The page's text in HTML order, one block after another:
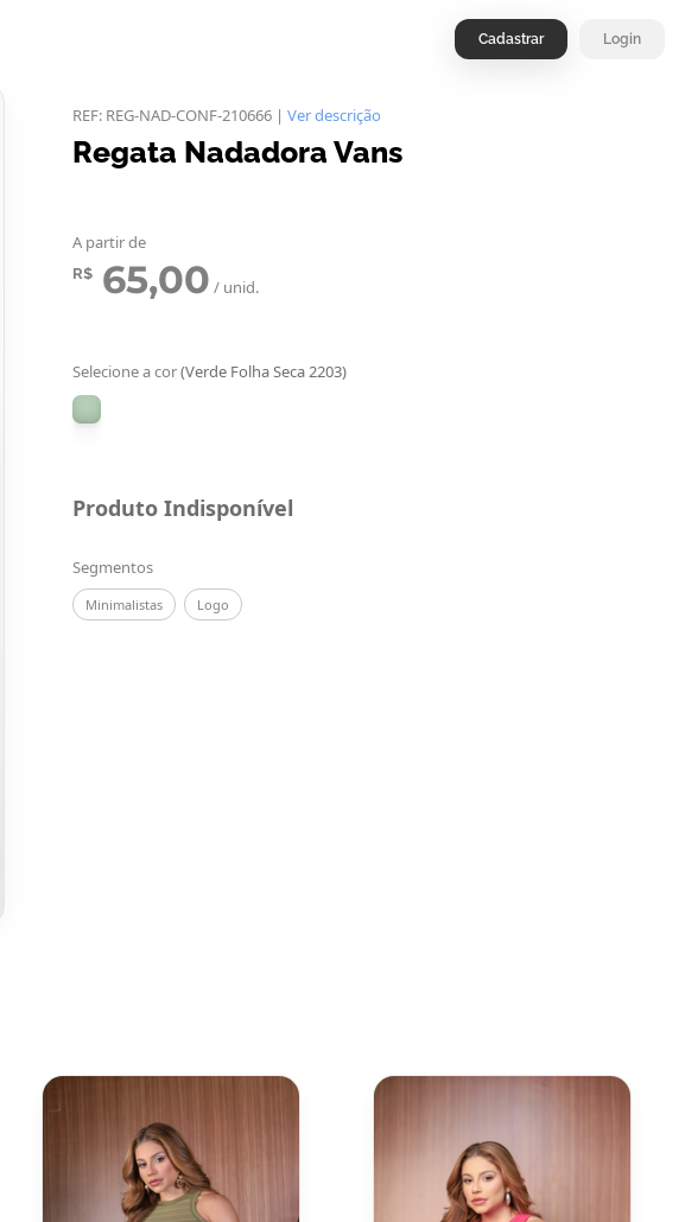
Cadastrar Login
REF: REG-NAD-CONF-210666 | Ver descrição
Regata Nadadora Vans
A partir de
R$ 65,00 / unid.
Selecione a cor(Verde Folha Seca 2203)
Produto Indisponível
Segmentos
Minimalistas Logo